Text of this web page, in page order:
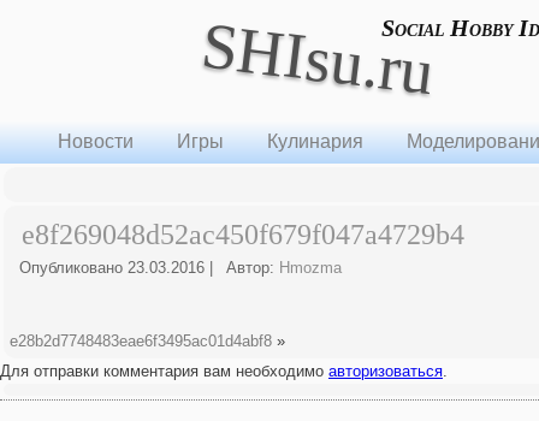
SHIsu.ruSocial Hobby
Новости Игры Кулинария
e8f269048d52ac450f679f047a4729b4
Опубликовано 23.03.2016 Автор: Hmozma
e28b2d7748483eae6f3495ac01d4abf8 »
Для отправки комментария вам необходимо авторизоваться.